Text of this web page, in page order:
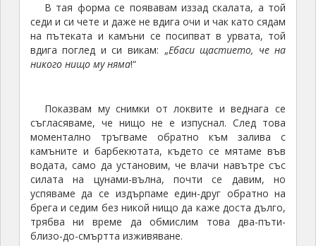
В тая форма се появавам иззад скалата, а той
седи и си чете и даже не вдига очи и чак като сядам
на пътеката и камъни се посипват в урвата, той
вдига поглед и си викам: „Ебаси щастието, че на
никогонищо му няма!“
Показвам му снимки от локвите и веднага се
съгласяваме, че нищо не е изпуснал. След това
моментално тръгваме обратно към залива с
камъните и барбекютата, където се мятаме във
водата, само да установим, че влачи навътре със
силата на цунами-вълна, почти се давим, но
успяваме да се издърпаме един-друг обратно на
брега и седим без никой нищо да каже доста дълго,
трябва ни време да обмислим това два-пъти-
близо-до-смъртта изживяване.